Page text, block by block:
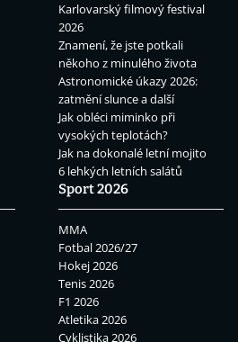
Karlovarský filmový festival
2026
Znamení, že jste potkali
někoho z minulého života
Astronomické úkazy 2026:
zatmění slunce a další
Jak obléci miminko při
vysokých teplotách?
Jak na dokonalé letní mojito
6 lehkých letních salátů
Sport 2026
MMA
Fotbal 2026/27
Hokej 2026
Tenis 2026
F1 2026
Atletika 2026
Cyklistika 2026